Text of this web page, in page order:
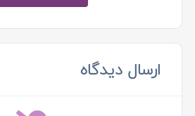
ارسال دیدگاه